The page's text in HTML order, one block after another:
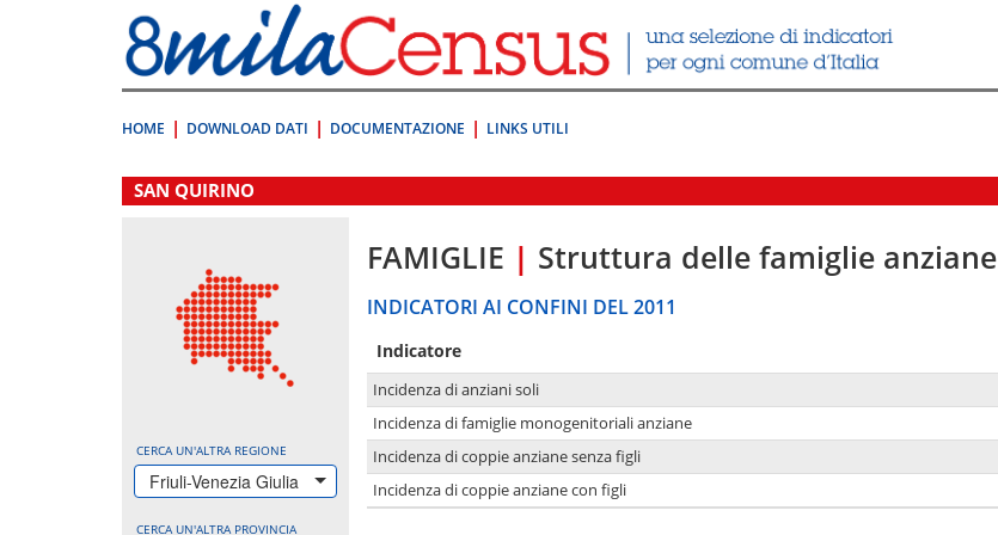
direttamente
a:
Contenuto
HOME DOWNLOAD DATI DOCUMENTAZIONE LINKS UTILI
.
SAN QUIRINO
CERCA UN'ALTRA REGIONE
Friuli-Venezia Giulia
CERCA UN'ALTRA PROVINCIA
FAMIGLIE | Struttura delle famiglie anziane
INDICATORI AI CONFINI DEL 2011
Indicatore
Incidenza di anziani soli
Incidenza di famiglie monogenitoriali anziane
Incidenza di coppie anziane senza figli
Incidenza di coppie anziane con figli